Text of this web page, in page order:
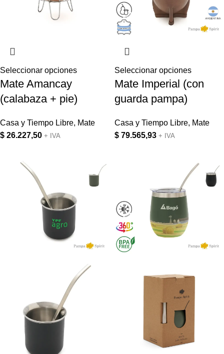
Seleccionar opciones
Mate Amancay
(calabaza + pie)
Casa y Tiempo Libre, Mate
$ 26.227,50 + IVA
Seleccionar opciones
Mate Imperial (con
guarda pampa)
Casa y Tiempo Libre, Mate
$ 79.565,93 + IVA